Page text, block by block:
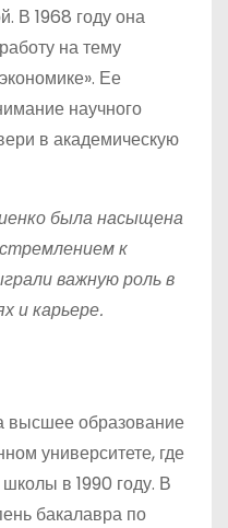
В 1968 году она
на тему
Ее
научного
в академическую
была насыщена
к
важную роль в
и карьере.
высшее образование
университете, где
в 1990 году. В
бакалавра по